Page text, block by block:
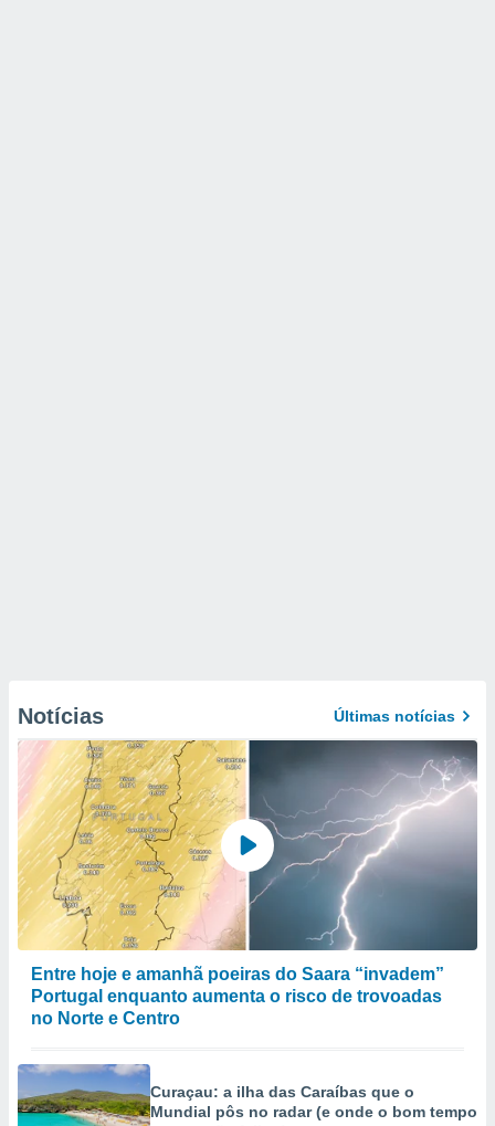
Notícias Últimas notícias
Entre hoje e amanhã poeiras do Saara “invadem”
Portugal enquanto aumenta o risco de trovoadas
no Norte e Centro
Curaçau: a ilha das Caraíbas que o
Mundial pôs no radar (e onde o bom tempo